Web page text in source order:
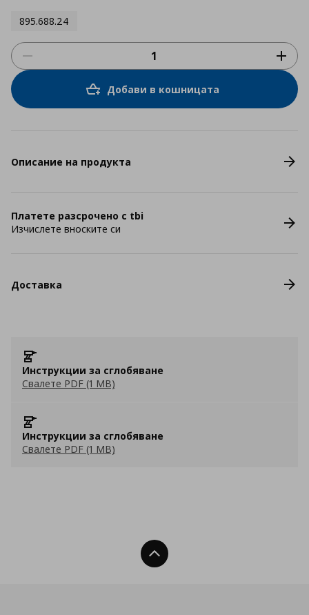
895.688.24
Добави в кошницата
Описание на продукта
Платете разсрочено с tbi
Изчислете вноските си
Доставка
Инструкции за сглобяване
Свалете PDF (1 MB)
Инструкции за сглобяване
Свалете PDF (1 MB)
Нагоре